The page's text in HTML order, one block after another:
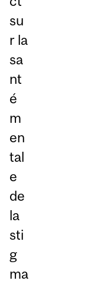
su
r la
sa
nt
é
m
en
tal
e
de
la
sti
g
ma